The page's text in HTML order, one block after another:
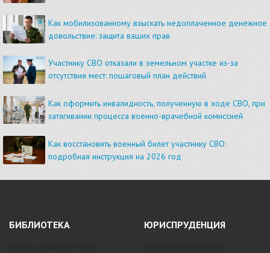
Как мобилизованному взыскать недоплаченное денежное
довольствие: защита ваших прав
Участнику СВО отказали в земельном участке из-за
отсутствия мест: пошаговый план действий
Как оформить инвалидность, полученную в ходе СВО, при
затягивании процесса военно-врачебной комиссией
Как восстановить военный билет участнику СВО:
подробная инструкция на 2026 год
БИБЛИОТЕКА ЮРИСПРУДЕНЦИЯ